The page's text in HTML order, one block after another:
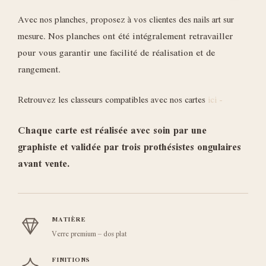
Avec nos planches, proposez à vos clientes des nails art sur
mesure.Nos planches ont été intégralement retravailler
pour vous garantir une facilité de réalisation et de
rangement.
Retrouvez les classeurs compatibles avec nos cartesici -
Chaque carte est réalisée avec soin par une
graphiste et validée par trois prothésistes ongulaires
avant vente.
MATIÈRE
Verre premium – dos plat
FINITIONS